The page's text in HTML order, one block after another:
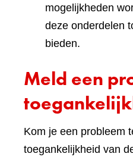
mogelijkheden
deze onderdelen
bieden.
Meld een
Kom je een probleem
toegankelijkheid van